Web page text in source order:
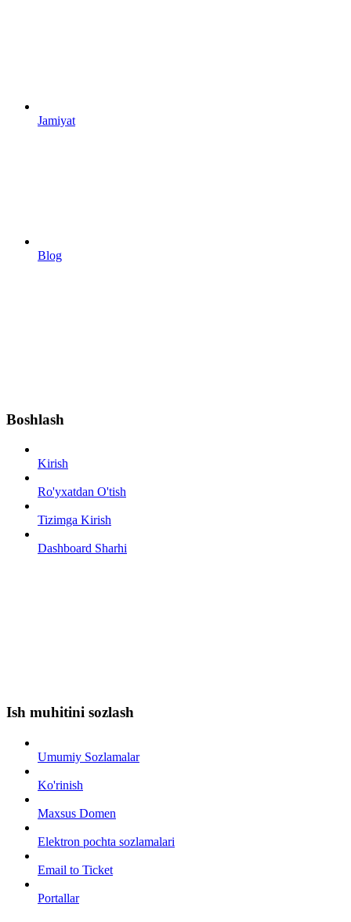
Jamiyat
Blog
Boshlash
Kirish
Ro'yxatdan O'tish
Tizimga Kirish
Dashboard Sharhi
Ish muhitini sozlash
Umumiy Sozlamalar
Ko'rinish
Maxsus Domen
Elektron pochta sozlamalari
Email to Ticket
Portallar